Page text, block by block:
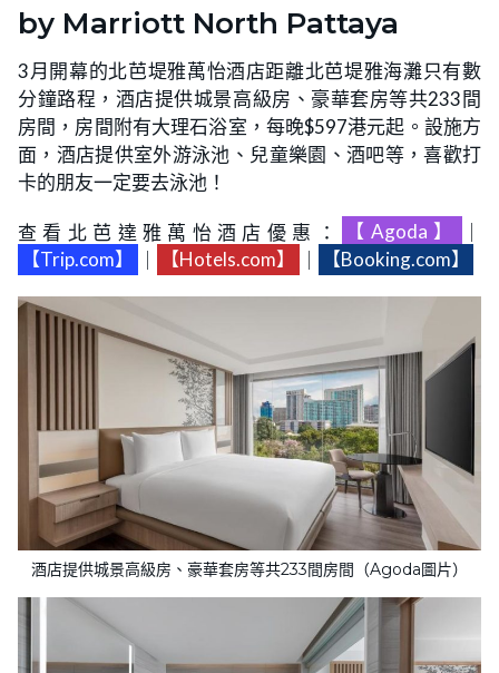
by Marriott North Pattaya
3月開幕的北芭堤雅萬怡酒店距離北芭堤雅海灘只有數
分鐘路程，酒店提供城景高級房、豪華套房等共233間
房間，房間附有大理石浴室，每晚$597港元起。設施方
面，酒店提供室外游泳池、兒童樂園、酒吧等，喜歡打
卡的朋友一定要去泳池！
查看北芭達雅萬怡酒店優惠： 【Agoda】
【Trip.com】
【Hotels.com】 【Booking.com】
酒店提供城景高級房、豪華套房等共233間房間（Agoda圖片）